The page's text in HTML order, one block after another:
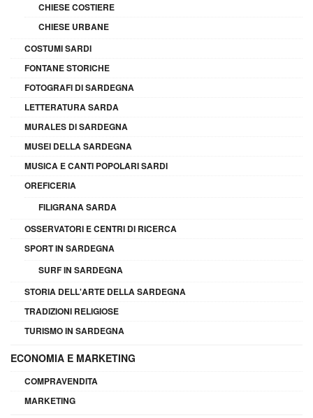
CHIESE COSTIERE
CHIESE URBANE
COSTUMI SARDI
FONTANE STORICHE
FOTOGRAFI DI SARDEGNA
LETTERATURA SARDA
MURALES DI SARDEGNA
MUSEI DELLA SARDEGNA
MUSICA E CANTI POPOLARI SARDI
OREFICERIA
FILIGRANA SARDA
OSSERVATORI E CENTRI DI RICERCA
SPORT IN SARDEGNA
SURF IN SARDEGNA
STORIA DELL'ARTE DELLA SARDEGNA
TRADIZIONI RELIGIOSE
TURISMO IN SARDEGNA
ECONOMIA E MARKETING
COMPRAVENDITA
MARKETING